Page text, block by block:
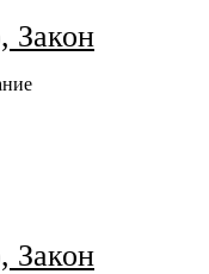
Закон
Закон